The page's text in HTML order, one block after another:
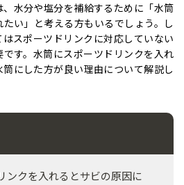
水分や塩分を補給するために「水筒
い」と考える方もいるでしょう。し
スポーツドリンクに対応していない
す。水筒にスポーツドリンクを入れ
にした方が良い理由について解説し
ンクを入れるとサビの原因に